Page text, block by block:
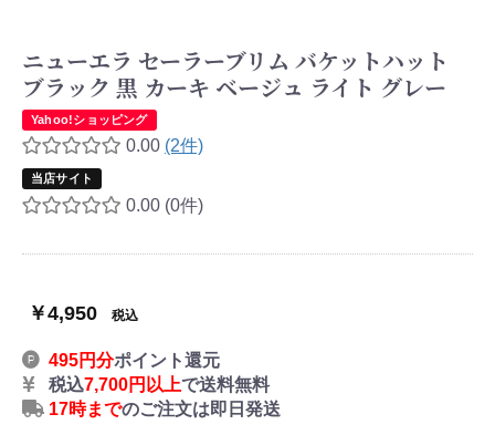
ニューエラ セーラーブリム バケットハット
ブラック 黒 カーキ ベージュ ライト グレー
Yahoo!ショッピング
0.00 (2件)
当店サイト
0.00 (0件)
￥4,950 税込
495円分ポイント還元
税込7,700円以上で送料無料
17時までのご注文は即日発送